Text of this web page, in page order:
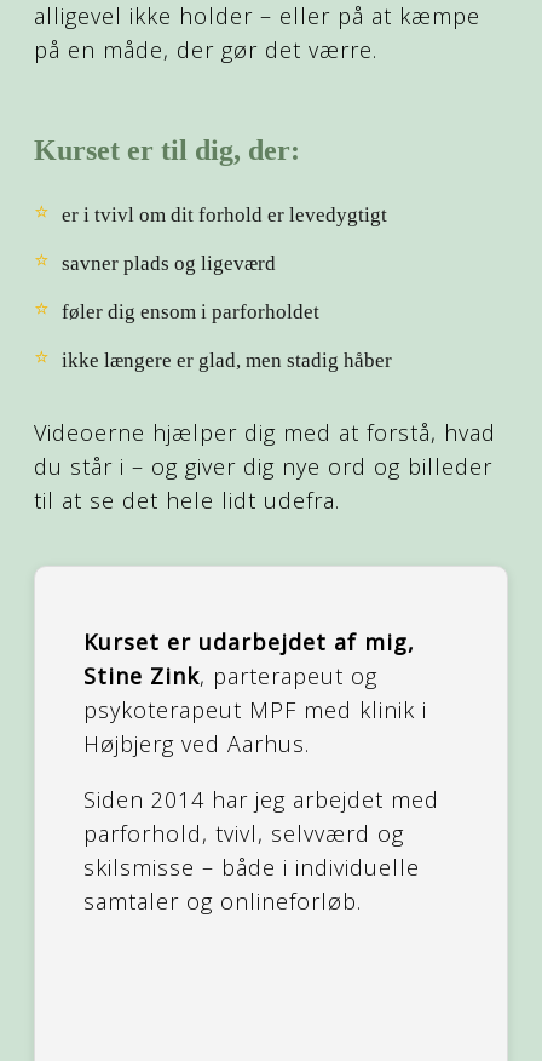
alligevel ikke holder – eller på at kæmpe
på en måde, der gør det værre.
Kurset er til dig, der:
⭐ er i tvivl om dit forhold er levedygtigt
⭐ savner plads og ligeværd
⭐ føler dig ensom i parforholdet
⭐ ikke længere er glad, men stadig håber
Videoerne hjælper dig med at forstå, hvad
du står i – og giver dig nye ord og billeder
til at se det hele lidt udefra.
Kurset er udarbejdet af mig,
Stine Zink, parterapeut og
psykoterapeut MPF med klinik i
Højbjerg ved Aarhus.
Siden 2014 har jeg arbejdet med
parforhold, tvivl, selvværd og
skilsmisse – både i individuelle
samtaler og onlineforløb.